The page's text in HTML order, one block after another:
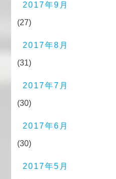
2017年9月
(27)
2017年8月
(31)
2017年7月
(30)
2017年6月
(30)
2017年5月